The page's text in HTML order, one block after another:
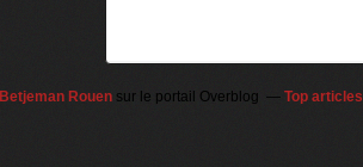
Betjeman Rouen sur le portail Overblog Top articles